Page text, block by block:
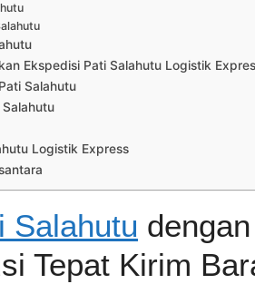
Ekspedisi Pati Salahutu Logistik
Salahutu
Logistik Express
Salahutu
Tepat Kirim